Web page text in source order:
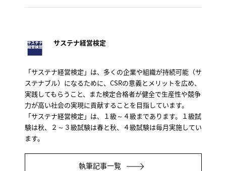
サステナ経営検定
「サステナ経営検定」は、多くの企業や組織が持続可能（サ
ステナブル）になるために、CSRの意義とメリットを広め、
実践してもらうこと、また検定合格者が健全で生産性や競争
力が高い社会の実現に貢献することを目指しています。
「サステナ経営検定」は、１級～４級まであります。１級試
験は秋、２～３級試験は春と秋、４級試験は毎月実施してい
ます。
執筆記事一覧